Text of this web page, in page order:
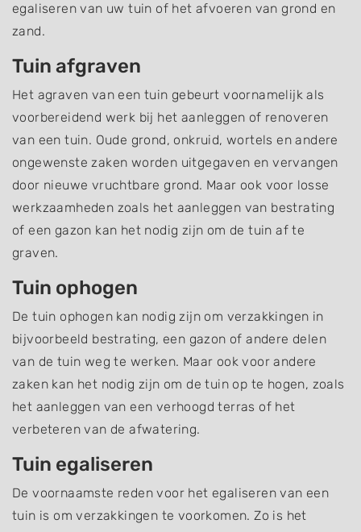
egaliseren van uw tuin of het afvoeren van grond en
zand.
Tuin afgraven
Het agraven van een tuin gebeurt voornamelijk als
voorbereidend werk bij het aanleggen of renoveren
van een tuin. Oude grond, onkruid, wortels en andere
ongewenste zaken worden uitgegaven en vervangen
door nieuwe vruchtbare grond. Maar ook voor losse
werkzaamheden zoals het aanleggen van bestrating
of een gazon kan het nodig zijn om de tuin af te
graven.
Tuin ophogen
De tuin ophogen kan nodig zijn om verzakkingen in
bijvoorbeeld bestrating, een gazon of andere delen
van de tuin weg te werken. Maar ook voor andere
zaken kan het nodig zijn om de tuin op te hogen, zoals
het aanleggen van een verhoogd terras of het
verbeteren van de afwatering.
Tuin egaliseren
De voornaamste reden voor het egaliseren van een
tuin is om verzakkingen te voorkomen. Zo is het